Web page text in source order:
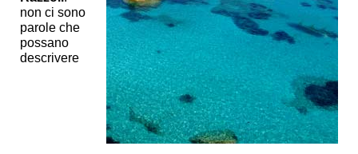
non ci sono
parole che
possano
descrivere